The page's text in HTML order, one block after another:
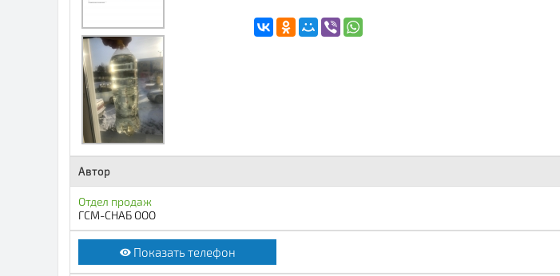
Автор
Отдел продаж
ГСМ-СНАБ ООО
Показать телефон